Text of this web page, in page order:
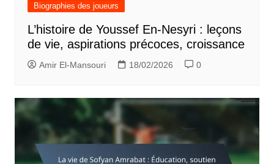
Biographies des joueurs
L’histoire de Youssef En-Nesyri : leçons
de vie, aspirations précoces, croissance
Amir El-Mansouri 18/02/2026 0